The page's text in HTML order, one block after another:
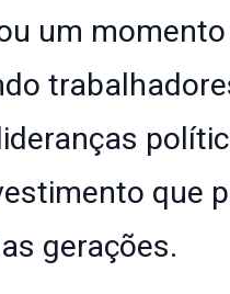
um
que
gerações.